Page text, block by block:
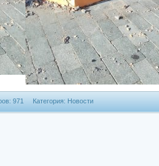
971 Категория: Новости